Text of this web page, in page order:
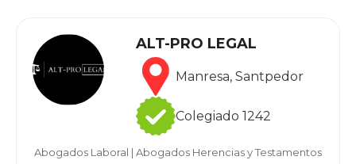
ALT-PRO LEGAL
Manresa, Santpedor
Colegiado 1242
Abogados Laboral | Abogados Herencias y Testamentos